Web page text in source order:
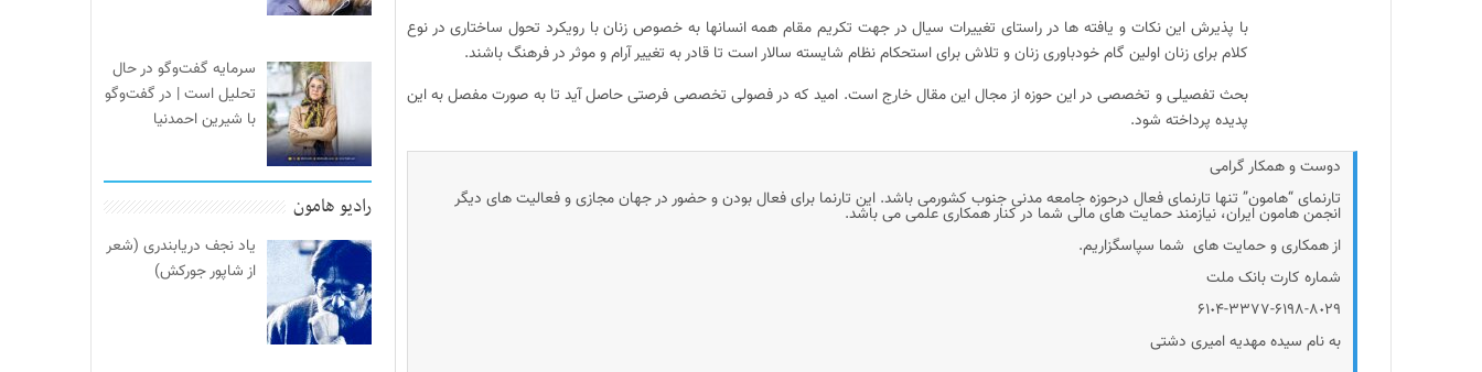
با پذیرش این نکات و یافته ها در راستای تغییرات سیال در جهت تکریم مقام همه انسانها به خصوص زنان با رویکرد تحول ساختاری در نوع
کلام برای زنان اولین گام خودباوری زنان و تلاش برای استحکام نظام شایسته سالار است تا قادر به تغییر آرام و موثر در فرهنگ باشند.
بحث تفصیلی و تخصصی در این حوزه از مجال این مقال خارج است. امید که در فصولی تخصصی فرصتی حاصل آید تا به صورت مفصل به این
پدیده پرداخته شود.
دوست و همکار گرامی
تارنمای “هامون” تنها تارنمای فعال درحوزه جامعه مدنی جنوب کشورمی باشد. این تارنما برای فعال بودن و حضور در جهان مجازی و فعالیت های دیگر
انجمن هامون ایران، نیازمند حمایت های مالی شما در کنار همکاری علمی می باشد.
از همکاری و حمایت های شما سپاسگزاریم.
شماره کارت بانک ملت
۶۱٠۴-۳۳۷۷-۶۱۹۸-۸٠۲۹
به نام سیده مهدیه امیری دشتی
سرمایه گفت‌وگو در حال
تحلیل است | در گفت‌وگو
با شیرین احمدنیا
رادیو هامون
یاد نجف دریابندری (شعر
از شاپور جورکش)